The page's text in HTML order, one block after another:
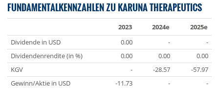
FUNDAMENTALKENNZAHLEN ZU KARUNA THERAPEUTICS
2023 2024e
2025e
Dividende in USD
0.00 -
-
Dividendenrendite (in %)
0.00 0.00
0.00
KGV
- -28.57
-57.97
Gewinn/Aktie in USD
-11.73 - -